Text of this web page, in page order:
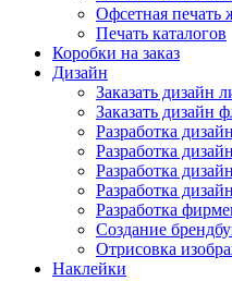
Офсетная печать
Печать каталогов
Коробки на заказ
Дизайн
Заказать дизайн
Заказать дизайн
Разработка
Разработка
Разработка
Разработка
Разработка
Создание
Отрисовка
Наклейки